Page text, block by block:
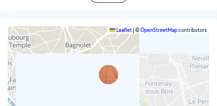
Leaflet ©OpenStreetMapcontributors